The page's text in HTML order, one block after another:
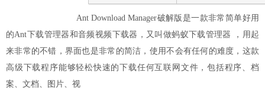
Ant Download Manager破解版是一款非常简单好用
的Ant下载管理器和音频视频下载器，又叫做蚂蚁下载管理器 ，用起
来非常的不错，界面也是非常的简洁，使用不会有任何的难度，这款
高级下载程序能够轻松快速的下载任何互联网文件，包括程序、档
案、文档、图片、视